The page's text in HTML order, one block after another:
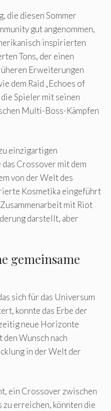
die diesen Sommer
gut angenommen,
inspirierten
Tons, der einen
Erweiterungen
dem Raid „Echoes of
die Spieler mit seinen
Multi-Boss-Kämpfen
einzigartigen
Crossover mit dem
von der Welt des
Kosmetika eingeführt
mit Riot
darstellt, aber
gemeinsame
sich für das Universum
konnte das Erbe der
neue Horizonte
Wunsch nach
in der Welt der
ein Crossover zwischen
zu erreichen, könnten die